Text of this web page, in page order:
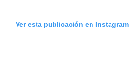
Ver esta publicación en Instagram